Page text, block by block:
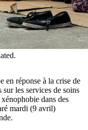
en réponse à la crise de
les services de soins
dans des
mardi (9 avril)